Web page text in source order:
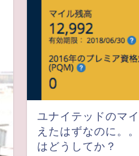
ユナイテッドのマ
えたはずなのに。
はどうしてか？